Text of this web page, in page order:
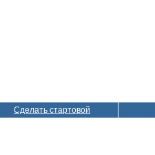
Сделать стартовой